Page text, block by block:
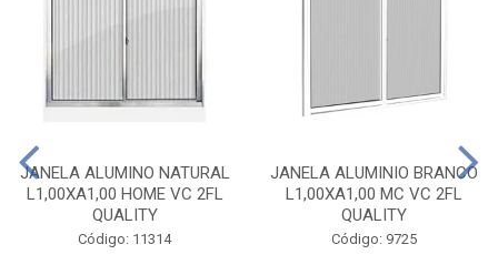
JANELA ALUMINO NATURAL
L1,00XA1,00 HOME VC 2FL
QUALITY
Código: 11314
JANELA ALUMINIO BRANCO
L1,00XA1,00 MC VC 2FL
QUALITY
Código: 9725